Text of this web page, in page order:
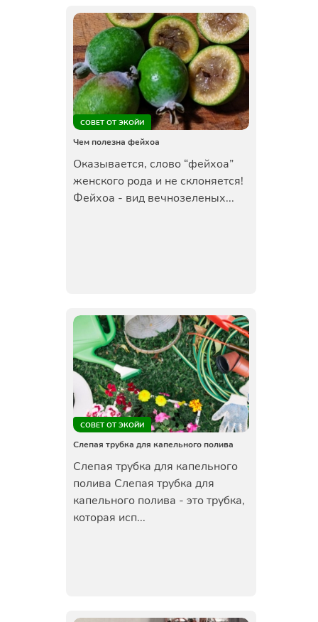
СОВЕТ ОТ ЭКОЙИ
Чем полезна фейхоа
Оказывается, слово “фейхоа”
женского рода и не склоняется!
Фейхоа - вид вечнозеленых...
СОВЕТ ОТ ЭКОЙИ
Слепая трубка для капельного полива
Слепая трубка для капельного
полива Слепая трубка для
капельного полива - это трубка,
которая исп...